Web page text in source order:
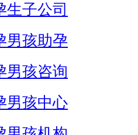
生子公司
男孩助孕
男孩咨询
男孩中心